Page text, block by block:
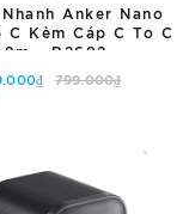
Anker Nano
C Kèm Cáp C To C
- B2692
799.000₫